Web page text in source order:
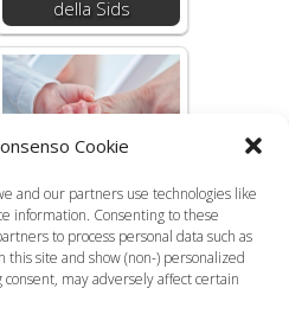
Cookie
and our partners use technologies like
information. Consenting to these
to process personal data such as
site and show (non-) personalized
may adversely affect certain
della Sids
Morte in culla, il
fumo passivo è un
fattore di rischio
improvvisa del lattante